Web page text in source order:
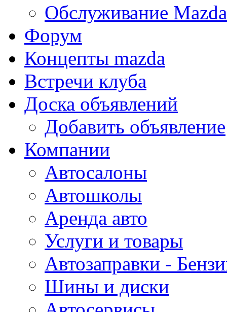
Обслуживание Mazda
Форум
Концепты mazda
Встречи клуба
Доска объявлений
Добавить объявление
Компании
Автосалоны
Автошколы
Аренда авто
Услуги и товары
Автозаправки -
Шины и диски